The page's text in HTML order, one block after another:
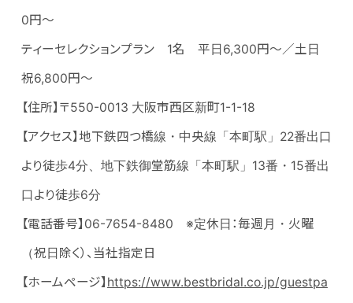
0円～
ティーセレクションプラン 1名 平日6,300円～／土日
祝6,800円～
【住所】〒550-0013 大阪市西区新町1-1-18
【アクセス】地下鉄四つ橋線・中央線「本町駅」22番出口
より徒歩4分、地下鉄御堂筋線「本町駅」13番・15番出
口より徒歩6分
【電話番号】06-7654-8480 ※定休日：毎週月・火曜
（祝日除く）、当社指定日
【ホームページ】 https://www.bestbridal.co.jp/guestpa